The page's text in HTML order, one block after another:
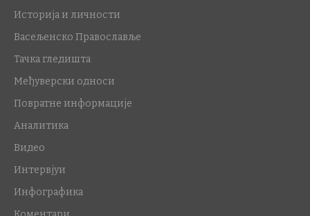
Историја и личности
Васељенско Православље
Тачка гледишта
Међуверски односи
Повратне информације
Аналитика
Видео
Интервјуи
Инфографика